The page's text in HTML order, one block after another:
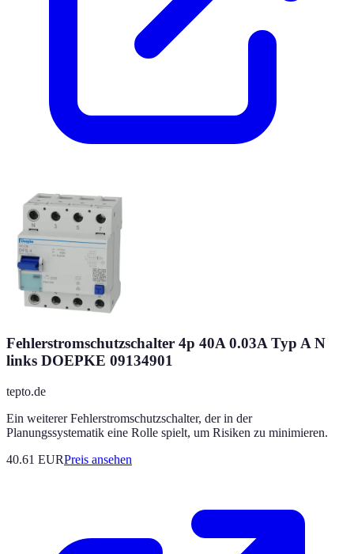
Fehlerstromschutzschalter 4p 40A 0.03A Typ A N
links DOEPKE 09134901
tepto.de
Ein weiterer Fehlerstromschutzschalter, der in der
Planungssystematik eine Rolle spielt, um Risiken zu minimieren.
40.61 EURPreis ansehen